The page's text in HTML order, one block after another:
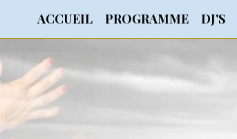
ACCUEIL PROGRAMME DJ'S